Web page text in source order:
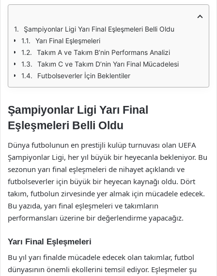
Şampiyonlar Ligi Yarı Final Eşleşmeleri Belli Oldu
Yarı Final Eşleşmeleri
Takım A ve Takım B’nin Performans Analizi
Takım C ve Takım D’nin Yarı Final Mücadelesi
Futbolseverler İçin Beklentiler
Şampiyonlar Ligi Yarı Final
Eşleşmeleri Belli Oldu
Dünya futbolunun en prestijli kulüp turnuvası olan UEFA
Şampiyonlar Ligi, her yıl büyük bir heyecanla bekleniyor. Bu
sezonun yarı final eşleşmeleri de nihayet açıklandı ve
futbolseverler için büyük bir heyecan kaynağı oldu. Dört
takım, futbolun zirvesinde yer almak için mücadele edecek.
Bu yazıda, yarı final eşleşmeleri ve takımların
performansları üzerine bir değerlendirme yapacağız.
Yarı Final Eşleşmeleri
Bu yıl yarı finalde mücadele edecek olan takımlar, futbol
dünyasının önemli ekollerini temsil ediyor. Eşleşmeler şu